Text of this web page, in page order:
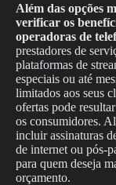
Além das opções
verificar os
operadoras de
prestadores de
plataformas de
especiais ou até
limitados aos seus
ofertas pode
os consumidores.
incluir assinaturas
de internet ou pós-
para quem deseja
orçamento.